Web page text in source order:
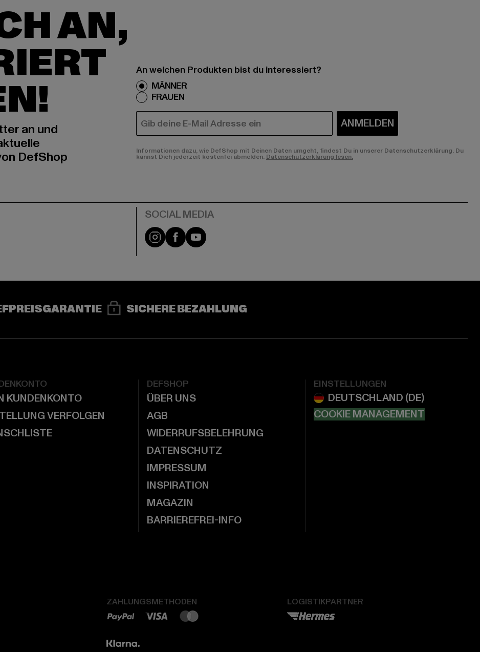
AN,
an und
DefShop
An welchen Produkten bist du interessiert?
MÄNNER
FRAUEN
E-MAIL ANMELDEN
Informationen dazu, wie DefShop mit Deinen Daten umgeht, findest Du in unserer Datenschutzerklärung. Du
kannst Dich jederzeit kostenfei abmelden. Datenschutzerklärung lesen.
Instagram
FacebookYouTube
SICHERE BEZAHLUNG
KUNDENKONTO
VERFOLGEN
DEFSHOP
ÜBER UNS
AGB
WIDERRUFSBELEHRUNG
DATENSCHUTZ
IMPRESSUM
INSPIRATION
MAGAZIN
BARRIEREFREI-INFO
EINSTELLUNGEN
COOKIE MANAGEMENT
ZAHLUNGSMETHODEN LOGISTIKPARTNER